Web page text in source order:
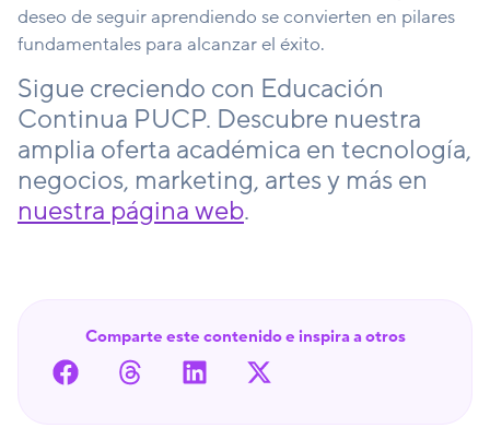
deseo de seguir aprendiendo se convierten en pilares
fundamentales para alcanzar el éxito.
Sigue creciendo con Educación
Continua PUCP. Descubre nuestra
amplia oferta académica en tecnología,
negocios, marketing, artes y más en
nuestra página web.
Comparte este contenido e inspira a otros